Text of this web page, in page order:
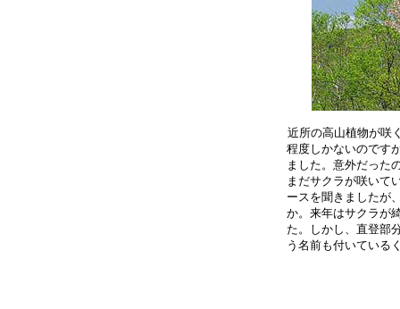
近所の高山植物が咲
程度しかないのです
ました。意外だった
まだサクラが咲いて
ースを聞きましたが
か。来年はサクラが
た。しかし、直登部